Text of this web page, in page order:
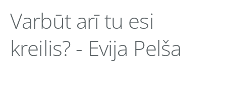
Varbūt arī tu esi
kreilis? - Evija Pelša